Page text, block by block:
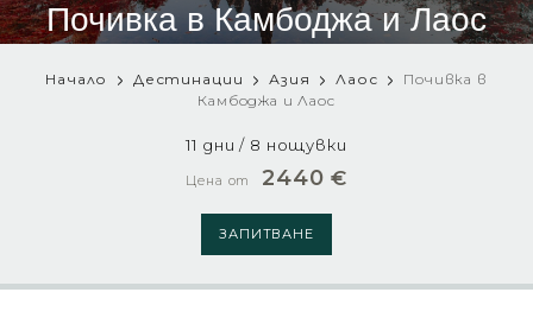
Почивка в Камбоджа и Лаос
Начало Дестинации Азия Лаос
Почивка в
Камбоджа и Лаос
11 дни / 8 нощувки
Цена от 2440 €
ЗАПИТВАНЕ